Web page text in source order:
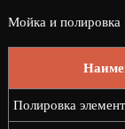
Мойка и полировка
Полировка